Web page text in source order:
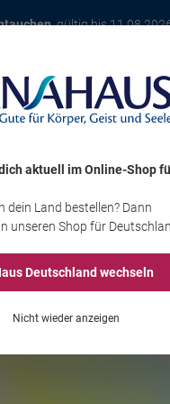
, gültig bis
Karte
Wohnambiente
aktuell im Online-Shop
dein Land bestellen? Dann
unseren Shop für
Deutschland wechseln
Nicht wieder anzeigen